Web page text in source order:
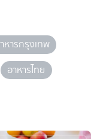
หารกรุงเทพ
อาหารไทย